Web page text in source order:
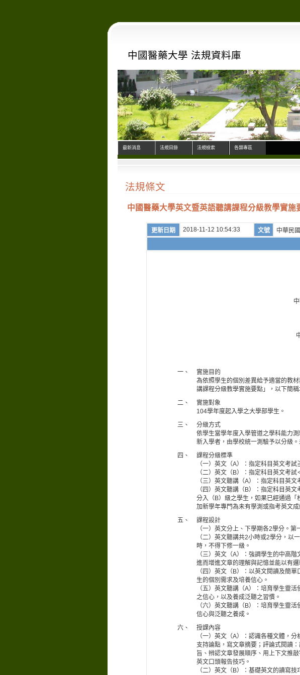
中國醫藥大學 法規資料庫
最新消息 法規目錄 法規檢索 各類專區
法規條文
中國醫藥大學英文暨英語聽講課程分級教學實施
更新日期 2018-11-12 10:54:33 文號 中華民
一、
實施目的
為依照學生的個別差異給予適當的教
講課程分級教學實施要點」，以下簡稱
二、
實施對象
104學年度起入學之大學部學生。
三、
分級方式
依學生當學年度入學管道之學科能力
新入學者，由學校統一測驗予以分級
四、
課程分級標準
（一）英文（A）：指定科目英文考
（二）英文（B）：指定科目英文考
（三）英文聽講（A）：指定科目英
（四）英文聽講（B）：指定科目英
分入（B）級之學生，如果已經通過
加新學年專門為未有學測或指考英文
五、
課程設計
（一）英文分上、下學期各2學分。
（二）英文聽講共2小時或2學分，以
時，不得下修一級。
（三）英文（A）：強調學生的中高
進而增進文章的理解與記憶並能以有
（四）英文（B）：以英文閱讀及簡
生的個別需求及培養信心。
（五）英文聽講（A）：培育學生靈
之信心，以及養成泛聽之習慣。
（六）英文聽講（B）：培育學生靈
信心與泛聽之養成。
六、
授課內容
（一）英文（A）：認識各種文體，
支持論點，寫文章摘要；評論式閱讀
旨、辨認文章發展順序、用上下文推
英文口頭報告技巧。
（二）英文（B）：基礎英文的讀寫